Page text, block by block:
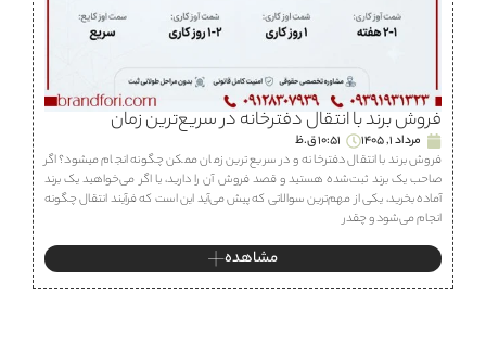
فروش برند با انتقال دفترخانه در سریع‌ترین زمان
مرداد 1, 1405
10:51 ق.ظ
فروش برند با انتقال دفترخانه و در سریع ترین زمان ممکن چگونه انجام میشود؟ اگر
صاحب یک برند ثبت‌شده هستید و قصد فروش آن را دارید، یا اگر می‌خواهید یک برند
آماده بخرید، یکی از مهم‌ترین سوالاتی که پیش می‌آید این است که فرآیند انتقال چگونه
انجام می‌شود و چقدر
مشاهده